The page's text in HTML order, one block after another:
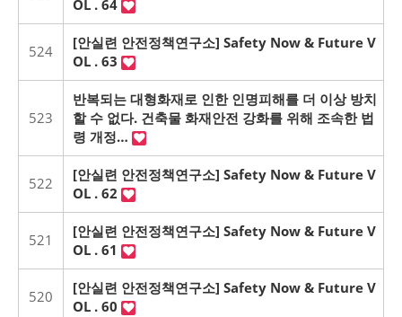
OL . 64
524
[안실련 안전정책연구소] Safety Now & Future V
OL . 63
523
반복되는 대형화재로 인한 인명피해를 더 이상 방치
할 수 없다. 건축물 화재안전 강화를 위해 조속한 법
령 개정…
522
[안실련 안전정책연구소] Safety Now & Future V
OL . 62
521
[안실련 안전정책연구소] Safety Now & Future V
OL . 61
520
[안실련 안전정책연구소] Safety Now & Future V
OL . 60